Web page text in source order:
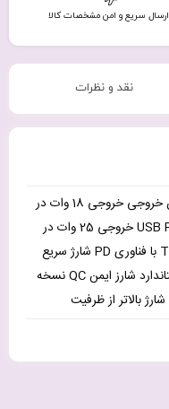
ارسال سریع و امن مشخصات کالا
نقد و نظرات
تعداد خروجی 2 پورت جمعا 43 وات توان خروجی خروجی 18 وات در
USB Port: DC 5V~3A, 9V~9A, 12V~1.5 A خروجی 25 وات در
Type C Port: DC 5V~3A/ 9V~2.77A با فناوری PD شارژ سریع
جنس بدنه آلومنیومی ویژگی ها دارای استاندارد شارز ایمن QC نسخه